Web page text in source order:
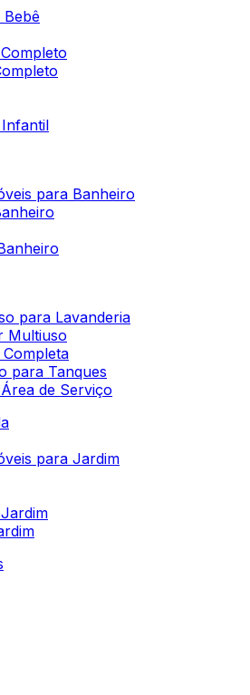
para Banheiro
para Lavanderia
Multiuso
para Tanques
de Serviço
para Jardim